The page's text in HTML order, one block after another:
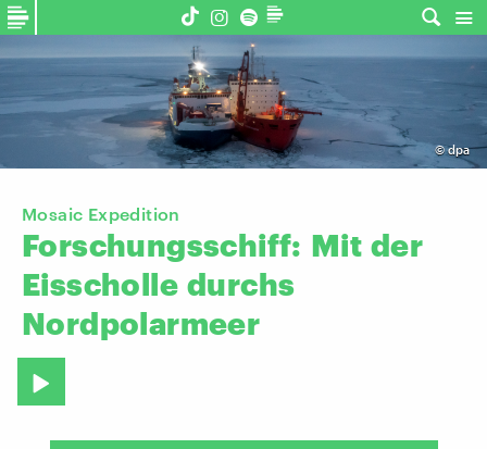
©dpa
Mosaic Expedition
Forschungsschiff: Mit der
Eisscholle durchs
Nordpolarmeer